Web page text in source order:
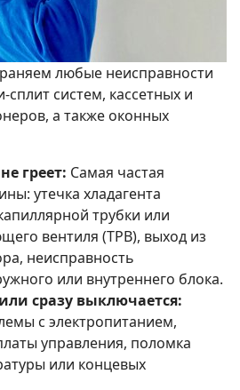
любые неисправности
сплит систем, кассетных и
а также оконных
греет: Самая частая
утечка хладагента
трубки или
вентиля (ТРВ), выход из
неисправность
или внутреннего блока.
сразу выключается:
с электропитанием,
управления, поломка
или концевых